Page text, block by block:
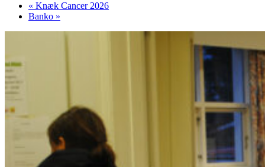
« Knæk Cancer 2026
Banko »